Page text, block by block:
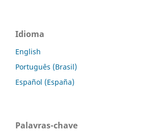
Idioma
English
Português (Brasil)
Español (España)
Palavras-chave